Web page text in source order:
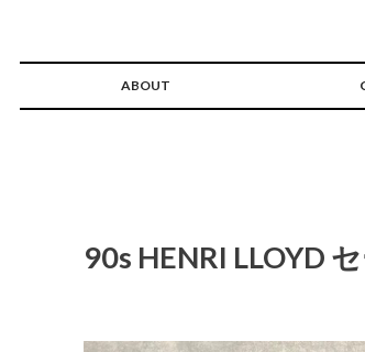
ABOUT
90s HENRI LLOYD